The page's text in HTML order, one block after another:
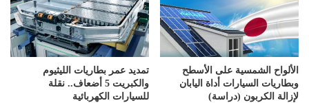
الألواح الشمسية على الأسطح
وبطاريات السيارات أداة اليابان
لإزالة الكربون (دراسة)
تمديد عمر بطاريات الليثيوم
والكبريت 5 أضعاف.. نقلة
للسيارات الكهربائية